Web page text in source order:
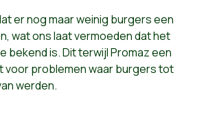
er nog maar weinig burgers een
wat ons laat vermoeden dat het
bekend is. Dit terwijl Promaz een
voor problemen waar burgers tot
werden.